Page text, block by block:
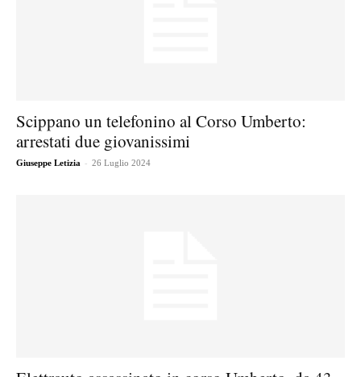
Scippano un telefonino al Corso Umberto:
arrestati due giovanissimi
Giuseppe Letizia - 26 Luglio 2024